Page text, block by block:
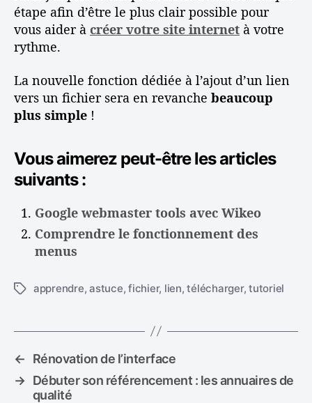
étape afin d’être le plus clair possible pour
vous aider à créer votre site internet à votre
rythme.
La nouvelle fonction dédiée à l’ajout d’un lien
vers un fichier sera en revanche beaucoup
plus simple !
Vous aimerez peut-être les articles
suivants :
Google webmaster tools avec Wikeo
Comprendre le fonctionnement des
menus
É
q
e
t
apprendre,astuce,fichier, lien,télécharger,tutoriel
←
Rénovation de l’interface
→ Débuter son référencement : les annuaires de
qualité